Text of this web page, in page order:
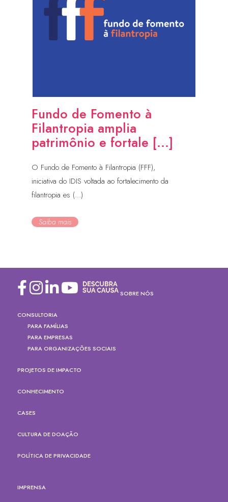
Fundo de Fomento à
Filantropia amplia
patrimônio e fortale [...]
O Fundo de Fomento à Filantropia (FFF),
iniciativa do IDIS voltada ao fortalecimento da
filantropia es (...)
Saiba mais
SOBRE NÓS
CONSULTORIA
PARA FAMÍLIAS
PARA EMPRESAS
PARA ORGANIZAÇÕES SOCIAIS
PROJETOS DE IMPACTO
CONHECIMENTO
CASES
CULTURA DE DOAÇÃO
POLÍTICA DE PRIVACIDADE
IMPRENSA